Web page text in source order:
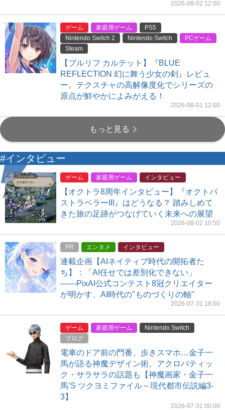
2026-08-02 12:00
ゲーム 家庭用ゲーム
PS5
Nintendo Switch 2
Nintendo Switch
PCゲーム
Steam
【ブルリフ カルテット】『BLUE
REFLECTION 幻に舞う少女の剣』レビュ
ー。テクスチャの高解像度化でシリーズの
原点が鮮やかによみがえる！
2026-08-01 12:00
もっと見る
#インタビュー
ゲーム 家庭用ゲーム インタビュー
【オクトラ8周年インタビュー】『オクトパ
ストラベラーIII』はどうなる？ 踏みしめて
きた旅の足跡がつなげていく未来への展望
2026-08-02 10:50
PR エンタメ インタビュー
連載企画【AIネイティブ時代の開拓者た
ち】：「AI任せでは差別化できない」
――PixAI公式コンテスト8冠クリエイター
が明かす、AI時代の"ものづくりの軸"
2026-07-31 18:00
ゲーム 家庭用ゲーム
Nintendo Switch
ブログ
電車のドア前の門番、歩きスマホ…金子一
馬が語る神魔デザイン術。アクロバティッ
ク・サラサラの話題も【神魔画家・金子一
馬’S ツクヨミファイル～現代都市伝説編3-
3】
2026-07-31 00:00